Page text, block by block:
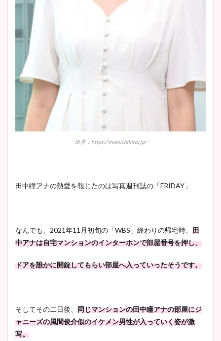
鈴木唯の太ってた時の体重が
ヤバすぎww原因や痩せたダ
イエット方は？昔と現在を画
豊島実季アナのカップ画像ま
とめ！美脚や水着姿に年齢も
池谷実悠アナのメガネ画像が
出典：https://mainichikirei.jp/
田中瞳アナの熱愛を報じたのは写真週刊誌の「FRIDAY」
なんでも、2021年11月初旬の「WBS」終わりの帰宅時、 田
中アナは自宅マンションのインターホンで部屋番号を押し、
ドアを誰かに開錠してもらい部屋へ入っていったそうです。
そしてその二日後、 同じマンションの田中瞳アナの部屋にジ
ャニーズの風間俊介似のイケメン男性が入っていく姿が激
写。